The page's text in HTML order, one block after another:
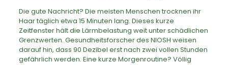
Die gute Nachricht? Die meisten Menschen trocknen ihr
Haar täglich etwa 15 Minuten lang. Dieses kurze
Zeitfenster hält die Lärmbelastung weit unter schädlichen
Grenzwerten. Gesundheitsforscher des NIOSH weisen
darauf hin, dass 90 Dezibel erst nach zwei vollen Stunden
gefährlich werden. Eine kurze Morgenroutine? Völlig